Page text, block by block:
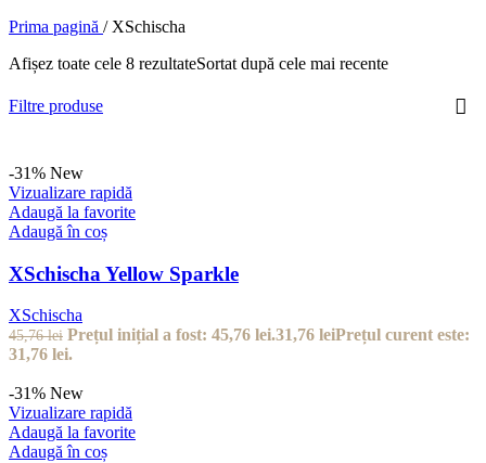
Prima pagină / XSchischa
Afișez toate cele 8 rezultateSortat după cele mai recente
Filtre produse
-31% New
Vizualizare rapidă
Adaugă la favorite
Adaugă în coș
XSchischa Yellow Sparkle
XSchischa
45,76lei Prețul inițial a fost: 45,76 lei.31,76 leiPrețul curent este:
31,76 lei.
-31% New
Vizualizare rapidă
Adaugă la favorite
Adaugă în coș